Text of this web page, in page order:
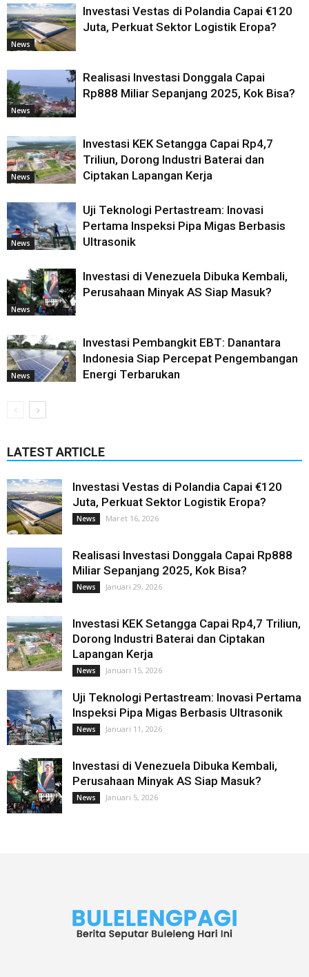
News
Investasi Vestas di Polandia Capai €120
Juta, Perkuat Sektor Logistik Eropa?
News
Realisasi Investasi Donggala Capai
Rp888 Miliar Sepanjang 2025, Kok Bisa?
News
Investasi KEK Setangga Capai Rp4,7
Triliun, Dorong Industri Baterai dan
Ciptakan Lapangan Kerja
News
Uji Teknologi Pertastream: Inovasi
Pertama Inspeksi Pipa Migas Berbasis
Ultrasonik
News
Investasi di Venezuela Dibuka Kembali,
Perusahaan Minyak AS Siap Masuk?
News
Investasi Pembangkit EBT: Danantara
Indonesia Siap Percepat Pengembangan
Energi Terbarukan
LATEST ARTICLE
Investasi Vestas di Polandia Capai €120
Juta, Perkuat Sektor Logistik Eropa?
News Maret 16, 2026
Realisasi Investasi Donggala Capai Rp888
Miliar Sepanjang 2025, Kok Bisa?
News Januari 29, 2026
Investasi KEK Setangga Capai Rp4,7 Triliun,
Dorong Industri Baterai dan Ciptakan
Lapangan Kerja
News Januari 15, 2026
Uji Teknologi Pertastream: Inovasi Pertama
Inspeksi Pipa Migas Berbasis Ultrasonik
News Januari 11, 2026
Investasi di Venezuela Dibuka Kembali,
Perusahaan Minyak AS Siap Masuk?
News Januari 5, 2026